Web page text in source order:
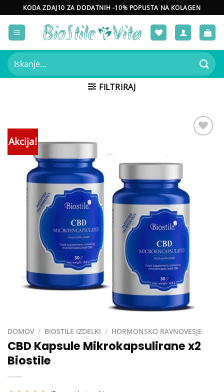
na
vsebino
KODA ZDAJ10 ZA DODATNIH -10% POPUSTA NA KOLAGEN
Išči:
FILTRIRAJ
Akcija!
DOMOV / BIOSTILE IZDELKI / HORMONSKO RAVNOVESJE
CBD Kapsule Mikrokapsulirane x2
Biostile